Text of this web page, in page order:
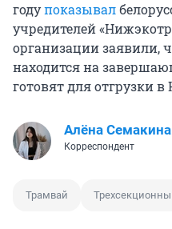
годупоказывал
учредителей
организации заявили,
находится на
готовят для отгрузки
Алёна Семакина
Корреспондент
Трамвай